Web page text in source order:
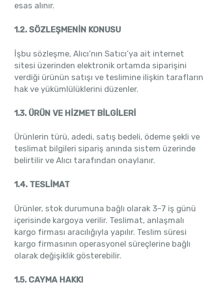
esas alınır.
1.2. SÖZLEŞMENİN KONUSU
İşbu sözleşme, Alıcı’nın Satıcı’ya ait internet
sitesi üzerinden elektronik ortamda siparişini
verdiği ürünün satışı ve teslimine ilişkin tarafların
hak ve yükümlülüklerini düzenler.
1.3. ÜRÜN VE HİZMET BİLGİLERİ
Ürünlerin türü, adedi, satış bedeli, ödeme şekli ve
teslimat bilgileri sipariş anında sistem üzerinde
belirtilir ve Alıcı tarafından onaylanır.
1.4. TESLİMAT
Ürünler, stok durumuna bağlı olarak 3–7 iş günü
içerisinde kargoya verilir. Teslimat, anlaşmalı
kargo firması aracılığıyla yapılır. Teslim süresi
kargo firmasının operasyonel süreçlerine bağlı
olarak değişiklik gösterebilir.
1.5. CAYMA HAKKI